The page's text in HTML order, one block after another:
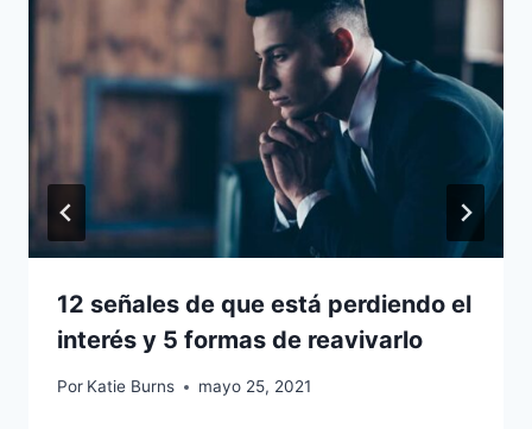
12 señales de que está perdiendo el
interés y 5 formas de reavivarlo
Por Katie Burns mayo 25, 2021